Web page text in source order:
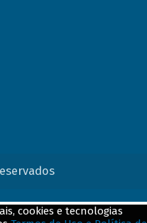
cookies e tecnologias